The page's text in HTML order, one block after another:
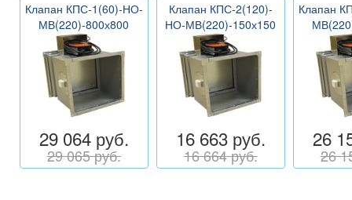
Клапан КПС-1(60)-НО-
МВ(220)-800х800
29 064 руб.
29 065 руб.
Клапан КПС-2(120)-
НО-МВ(220)-150х150
16 663 руб.
16 664 руб.
Клапан
26
26